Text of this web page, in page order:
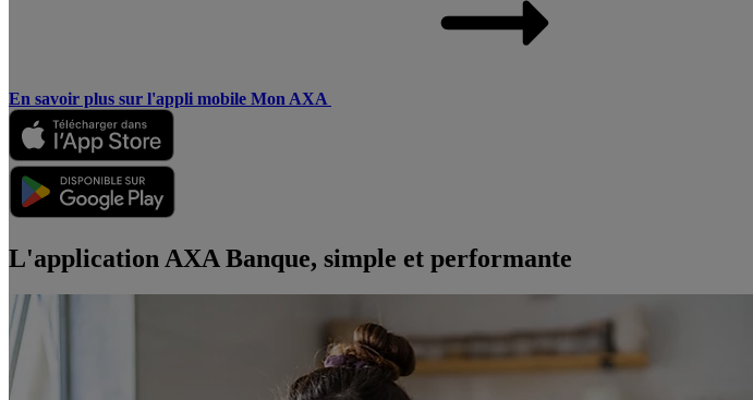
En savoir plus sur l'appli mobile Mon AXA
L'application AXA Banque, simple et performante